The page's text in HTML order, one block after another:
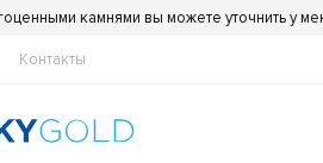
камнями вы можете уточнить у
Контакты